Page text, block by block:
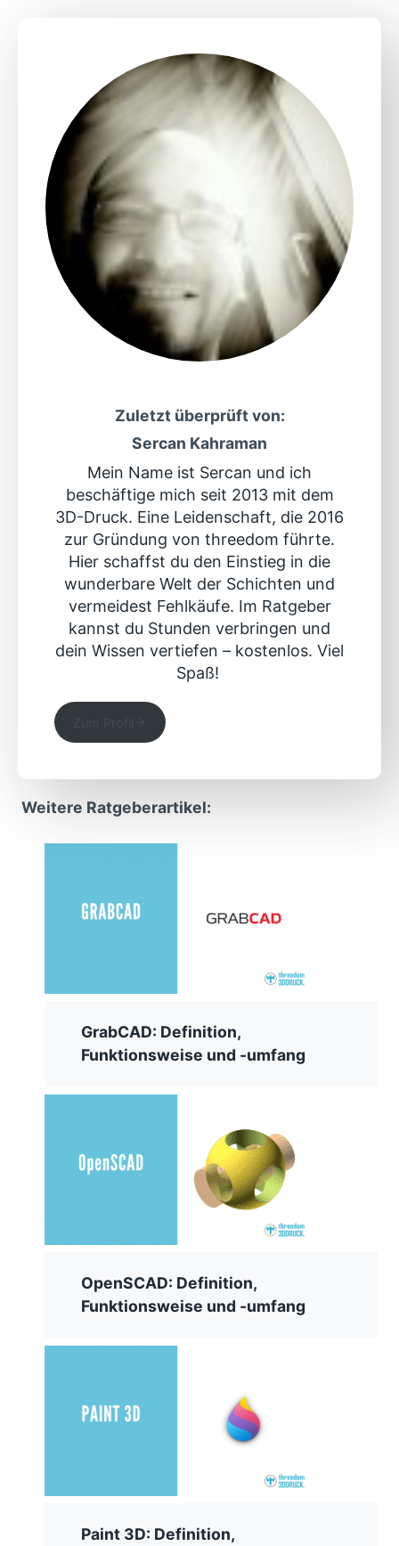
Zuletzt überprüft von:
Sercan Kahraman
Mein Name ist Sercan und ich
beschäftige mich seit 2013 mit dem
3D-Druck. Eine Leidenschaft, die 2016
zur Gründung von threedom führte.
Hier schaffst du den Einstieg in die
wunderbare Welt der Schichten und
vermeidest Fehlkäufe. Im Ratgeber
kannst du Stunden verbringen und
dein Wissen vertiefen – kostenlos. Viel
Spaß!
Zum Profil
Weitere Ratgeberartikel:
GrabCAD: Definition,
Funktionsweise und -umfang
OpenSCAD: Definition,
Funktionsweise und -umfang
Paint 3D: Definition,